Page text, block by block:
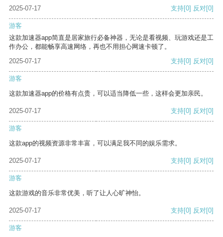
2025-07-17 支持[0] 反对[0]
游客
这款加速器app简直是居家旅行必备神器，无论是看视频、玩游戏还是工
作办公，都能畅享高速网络，再也不用担心网速卡顿了。
2025-07-17
支持[0] 反对[0]
游客
这款加速器app的价格有点贵，可以适当降低一些，这样会更加亲民。
2025-07-17 支持[0] 反对[0]
游客
这款app的视频资源非常丰富，可以满足我不同的娱乐需求。
2025-07-17 支持[0] 反对[0]
游客
这款游戏的音乐非常优美，听了让人心旷神怡。
2025-07-17 支持[0] 反对[0]
游客